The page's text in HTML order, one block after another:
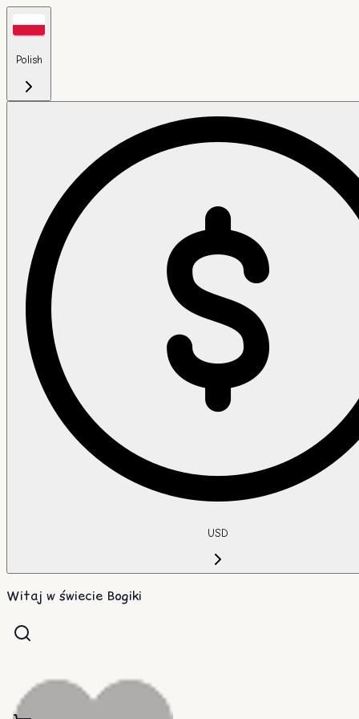
Polish
USD
Witaj w świecie Bogiki